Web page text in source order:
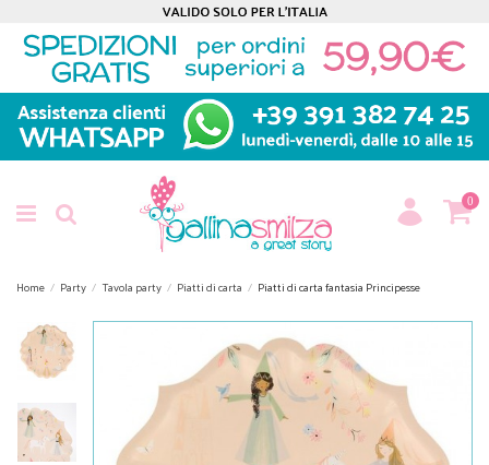
0
Home Party Tavola party Piatti di carta Piatti di carta fantasia Principesse